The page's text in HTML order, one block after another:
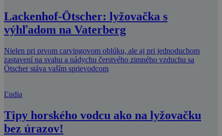
Lackenhof-Ötscher: lyžovačka s
výhľadom na Vaterberg
Nielen pri prvom carvingovom oblúku, ale aj pri jednoduchom
zastavení na svahu a nádychu čerstvého zimného vzduchu sa
Ötscher stáva vaším sprievodcom
Ľudia
Tipy horského vodcu ako na lyžovačku
bez úrazov!